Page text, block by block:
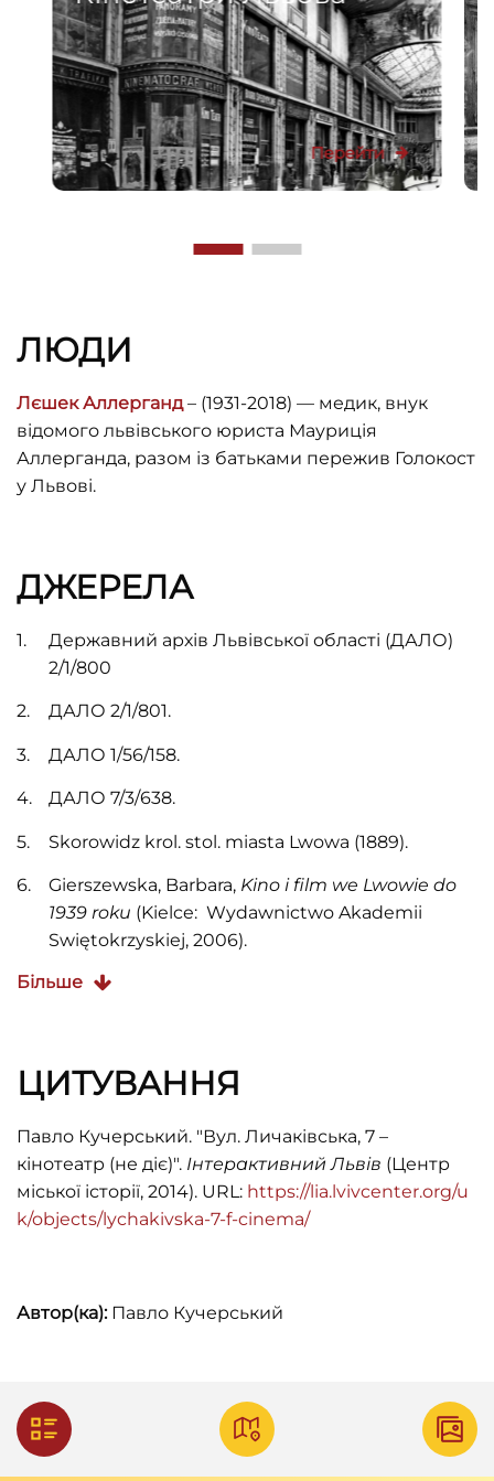
Перейти
ЛЮДИ
Лєшек Аллерганд– (1931-2018) — медик, внук
відомого львівського юриста Мауриція
Аллерганда, разом із батьками пережив Голокост
у Львові.
ДЖЕРЕЛА
Державний архів Львівської області (ДАЛО)
2/1/800
ДАЛО 2/1/801.
ДАЛО 1/56/158.
ДАЛО 7/3/638.
Skorowidz krol. stol. miasta Lwowa (1889).
Gierszewska, Barbara,Kino i film we Lwowie do
1939 roku (Kielce: Wydawnictwo Akademii
Swiętokrzyskiej, 2006).
Mieczysław Fogg,
Lwowska, 1936).
Taschenjahrbuch 1943. Für den deutschen
Generalgouvernement. ZKW Druck. Krakau,
1943.
Приватна збірка П. Ґранкіна.
Світ: 2001).
журнальне видавництво, 1956).
Більше
ЦИТУВАННЯ
Павло Кучерський. "Вул. Личаківська, 7 –
кінотеатр (не діє)". Інтерактивний Львів (Центр
міської історії, 2014). URL: https://lia.lvivcenter.org/u
k/objects/lychakivska-7-f-cinema/
Автор(ка):Павло Кучерський